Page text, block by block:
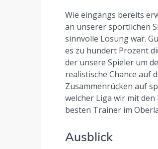
Wie eingangs bereits
an unserer sportlichen
sinnvolle Lösung war.
es zu hundert Prozent
der unsere Spieler um
realistische Chance auf
Zusammenrücken auf
welcher Liga wir mit
besten Trainer im
Ausblick